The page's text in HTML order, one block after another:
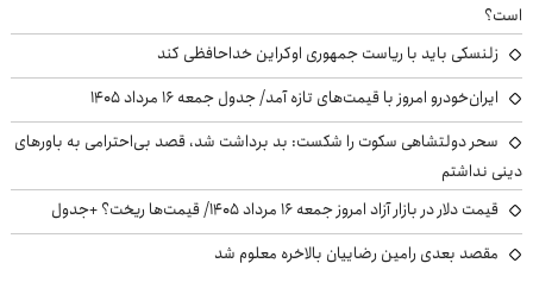
است؟
زلنسکی باید با ریاست جمهوری اوکراین خداحافظی کند
ایران‌خودرو امروز با قیمت‌های تازه آمد/ جدول جمعه ۱۶ مرداد ۱۴۰۵
سحر دولتشاهی سکوت را شکست: بد برداشت شد، قصد بی‌احترامی به باورهای
دینی نداشتم
قیمت دلار در بازار آزاد امروز جمعه ۱۶ مرداد ۱۴۰۵/ قیمت‌ها ریخت؟ +جدول
مقصد بعدی رامین رضاییان بالاخره معلوم شد